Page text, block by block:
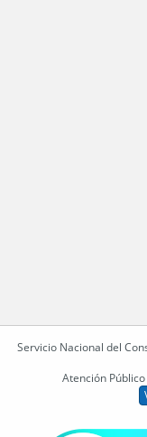
Servicio Nacional del
Atención